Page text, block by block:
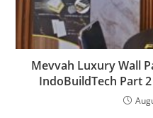
Mevvah Luxury Wall
IndoBuildTech Part